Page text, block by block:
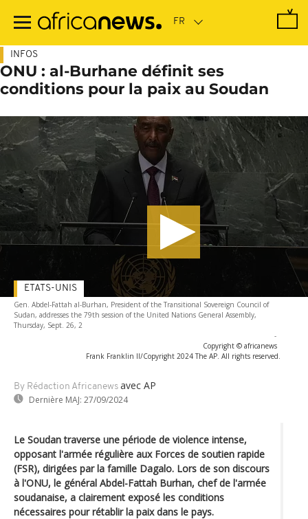
contenu
INFOS
ONU : al-Burhane définit ses
conditions pour la paix au Soudan
Gen. Abdel-Fattah al-Burhan, President of the Transitional Sovereign Council of
Sudan, addresses the 79th session of the United Nations General Assembly,
Thursday, Sept. 26, 2
-
Copyright © africanews
Frank Franklin II/Copyright 2024 The AP. All rights reserved.
By Rédaction Africanews avec AP
Dernière MAJ: 27/09/2024
ETATS-UNIS
Le Soudan traverse une période de violence intense,
opposant l'armée régulière aux Forces de soutien rapide
(FSR), dirigées par la famille Dagalo. Lors de son discours
à l'ONU, le général Abdel-Fattah Burhan, chef de l'armée
soudanaise, a clairement exposé les conditions
nécessaires pour rétablir la paix dans le pays.